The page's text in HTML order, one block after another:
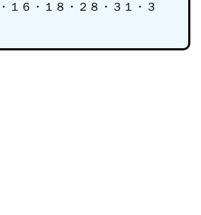
１６・１８・２８・３１・３